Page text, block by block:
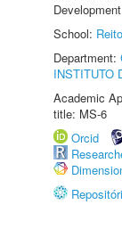
School:
Department:
INSTITUTO
Academic
title: MS-6
Orcid